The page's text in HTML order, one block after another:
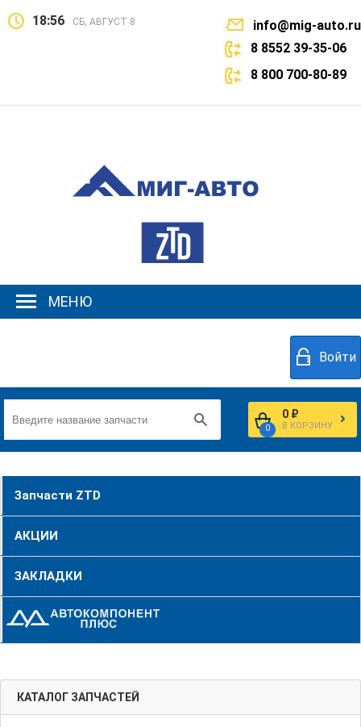
18:56 СБ, АВГУСТ 8
info@mig-auto.ru
8 8552 39-35-06
8 800 700-80-89
МЕНЮ
Войти
0
0 ₽
В КОРЗИНУ
Запчасти ZTD
АКЦИИ
ЗАКЛАДКИ
КАТАЛОГ ЗАПЧАСТЕЙ